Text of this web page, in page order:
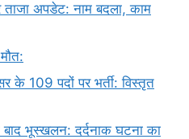
अपडेट: नाम बदला, काम
के 109 पदों पर भर्ती: विस्तृत
के बाद भूस्खलन: दर्दनाक घटना का